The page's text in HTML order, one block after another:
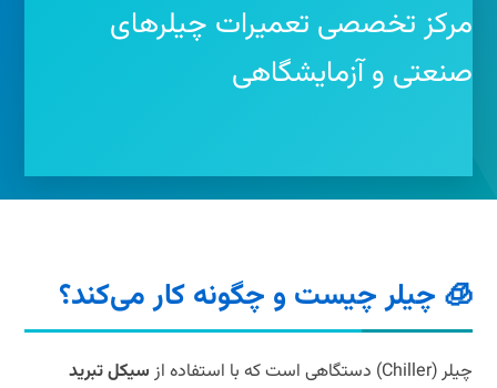
مرکز تخصصی تعمیرات چیلرهای
صنعتی و آزمایشگاهی
🧊 چیلر چیست و چگونه کار می‌کند؟
چیلر (Chiller) دستگاهی است که با استفاده از
سیکل تبرید